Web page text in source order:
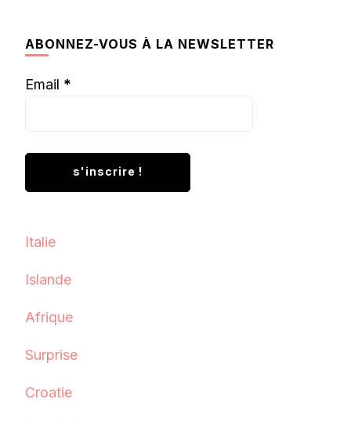
ABONNEZ-VOUS À LA NEWSLETTER
Email *
Italie
Islande
Afrique
Surprise
Croatie